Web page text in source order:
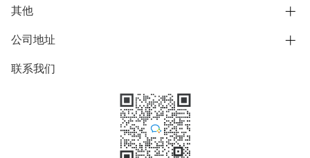
别墅社区
别墅模板
中式别墅
日式别墅
B站
抖音
微信公众号
其他
用户服务协议
隐私政策
公司地址
上海市浦东新区东方路1215-1217号
联系我们